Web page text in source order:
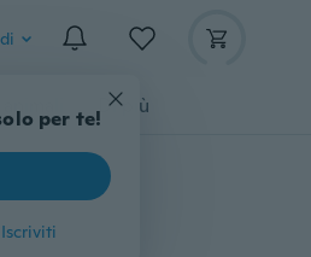
per te!
Iscriviti
Di più